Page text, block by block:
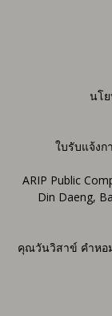
นโ
ใบรับแจ้ง
ARIP Public
Din Daeng,
คุณวันวิสาข์ คำหอ